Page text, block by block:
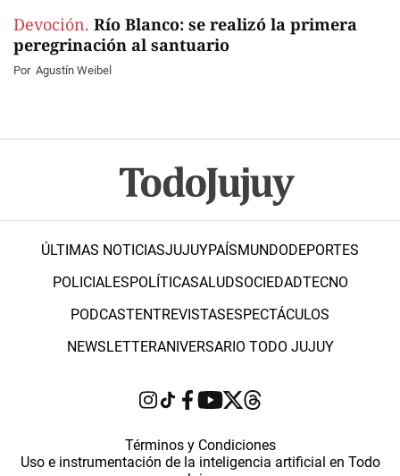
Devoción. Río Blanco: se realizó la primera
peregrinación al santuario
Por Agustín Weibel
ÚLTIMAS NOTICIASJUJUYPAÍSMUNDODEPORTES
POLICIALESPOLÍTICASALUDSOCIEDADTECNO
PODCASTENTREVISTASESPECTÁCULOS
NEWSLETTERANIVERSARIO TODO JUJUY
Términos y Condiciones
Uso e instrumentación de la inteligencia artificial en Todo